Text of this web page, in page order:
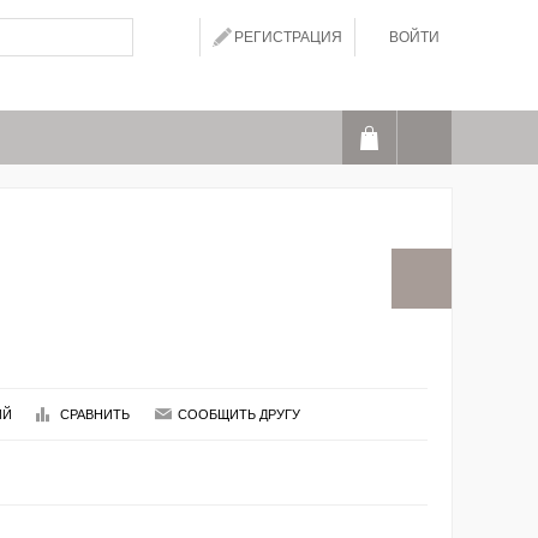
РЕГИСТРАЦИЯ ВОЙТИ
СРАВНИТЬ СООБЩИТЬ ДРУГУ